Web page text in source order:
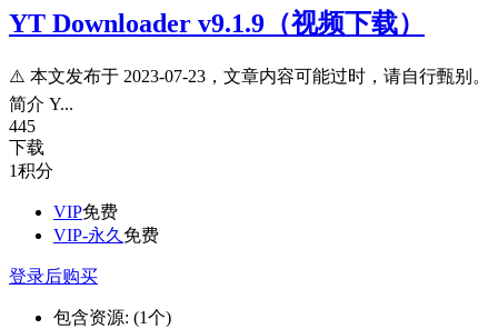
YT Downloader v9.1.9（视频下载）
⚠️ 本文发布于 2023-07-23，文章内容可能过时，请自行甄别。
简介 Y...
445
下载
1积分
VIP免费
VIP-永久 免费
登录后购买
包含资源: (1个)